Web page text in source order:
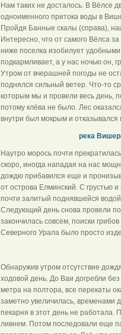
Нам таких не досталось. В Вёлсе
одноименного притока воды в
Пройдя Банные скалы (справа),
Интересно, что от самого Вёлса
ниже поселка изобилует
подкармливает, а у нас ночью он,
Утром от вчерашней погоды не
поднялся сильный ветер. Что-то
которым мы и провели весь день,
потому клёва не было. Лес
внутри был мокрым и отказывался
река
Наутро морось почти
скоро, иногда нападая на нас
дождю прибавился еще и
от острова Елминский. С грустью
почти залитый поднявшейся
Следующий день снова провели
закончилась совсем, поиски
Северного Урала было просто
Обнаружив утром отсутствие
ходовой день. До Ваи догребли
метра на полтора, все перекаты
заметно увеличилась, временами
пекарня в этот день не работала.
ливнем. Потом последовали еще